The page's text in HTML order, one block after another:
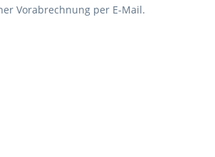
Vorabrechnung per E-Mail.